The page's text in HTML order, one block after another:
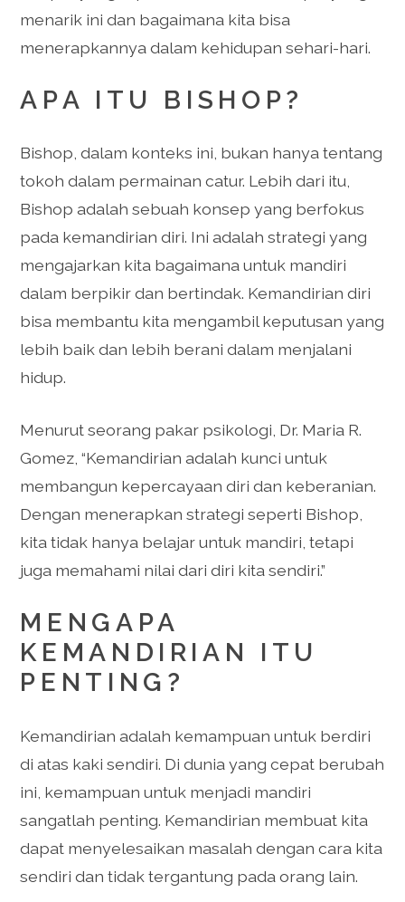
menarik ini dan bagaimana kita bisa
menerapkannya dalam kehidupan sehari-hari.
APA ITU BISHOP?
Bishop, dalam konteks ini, bukan hanya tentang
tokoh dalam permainan catur. Lebih dari itu,
Bishop adalah sebuah konsep yang berfokus
pada kemandirian diri. Ini adalah strategi yang
mengajarkan kita bagaimana untuk mandiri
dalam berpikir dan bertindak. Kemandirian diri
bisa membantu kita mengambil keputusan yang
lebih baik dan lebih berani dalam menjalani
hidup.
Menurut seorang pakar psikologi, Dr. Maria R.
Gomez, “Kemandirian adalah kunci untuk
membangun kepercayaan diri dan keberanian.
Dengan menerapkan strategi seperti Bishop,
kita tidak hanya belajar untuk mandiri, tetapi
juga memahami nilai dari diri kita sendiri.”
MENGAPA
KEMANDIRIAN ITU
PENTING?
Kemandirian adalah kemampuan untuk berdiri
di atas kaki sendiri. Di dunia yang cepat berubah
ini, kemampuan untuk menjadi mandiri
sangatlah penting. Kemandirian membuat kita
dapat menyelesaikan masalah dengan cara kita
sendiri dan tidak tergantung pada orang lain.